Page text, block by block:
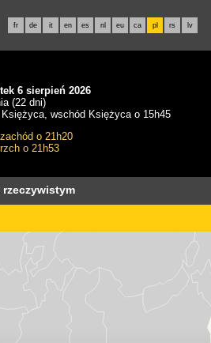
fr de it en es nl eu ca pl rs lv
6 sierpień 2026
(22 dni)
wschód Księżyca o 15h45
o 21h20
o 21h53